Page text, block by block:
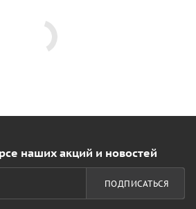
наших акций и новостей
ПОДПИСАТЬСЯ